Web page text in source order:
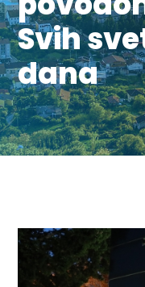
Svih
dana